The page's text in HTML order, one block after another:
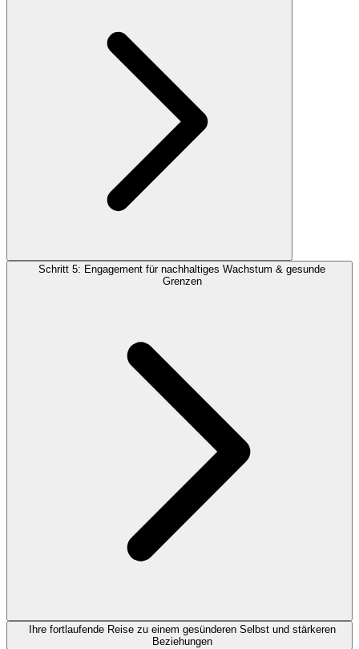
Schritt 5: Engagement für nachhaltiges Wachstum & gesunde
Grenzen
Ihre fortlaufende Reise zu einem gesünderen Selbst und stärkeren
Beziehungen